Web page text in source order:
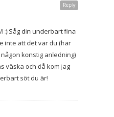
Reply
:) Såg din underbart fina
inte att det var du (har
konstig anledning)
väska och då kom jag
söt du är!